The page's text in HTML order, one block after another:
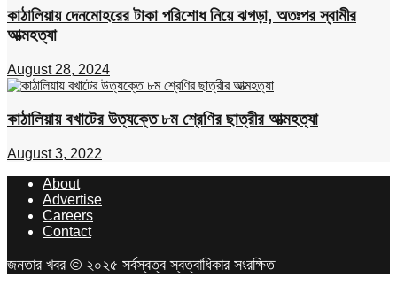
কাঠালিয়ায় দেনমোহরের টাকা পরিশোধ নিয়ে ঝগড়া, অতঃপর স্বামীর
আত্মহত্যা
August 28, 2024
কাঠালিয়ায় বখাটের উত্যক্তে ৮ম শ্রেণির ছাত্রীর আত্মহত্যা
August 3, 2022
About
Advertise
Careers
Contact
জনতার খবর © ২০২৫ সর্বস্বত্ব স্বত্বাধিকার সংরক্ষিত